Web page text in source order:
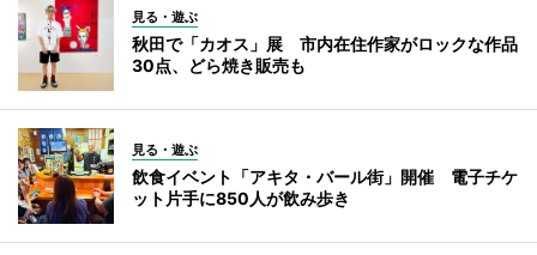
見る・遊ぶ
秋田で「カオス」展 市内在住作家がロックな作品
30点、どら焼き販売も
見る・遊ぶ
飲食イベント「アキタ・バール街」開催 電子チケ
ット片手に850人が飲み歩き